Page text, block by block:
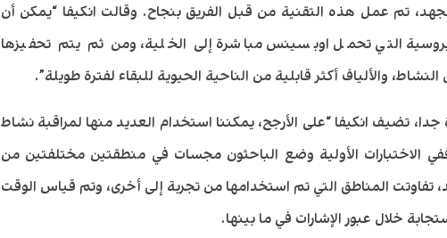
تم عمل هذه التقنية من قبل الفريق بنجاح. وقالت انكيفا “يمكن أن
التي تحمل اوبسينس مباشرة إلى الخلية، ومن ثم يتم تحفيزها
والألياف أكثر قابلية من الناحية الحيوية للبقاء لفترة طويلة”.
جدا، تضيف انكيفا “على الأرجح، يمكننا استخدام العديد منها لمراقبة نشاط
الاختبارات الأولية وضع الباحثون مجسات في منطقتين مختلفتين من
تفاوتت المناطق التي تم استخدامها من تجربة إلى أخرى، وتم قياس الوقت
خلال عبور الإشارات في ما بينها.